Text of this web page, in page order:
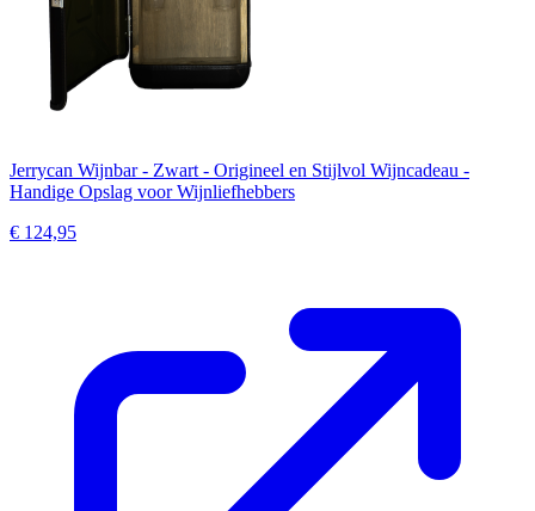
Jerrycan Wijnbar - Zwart - Origineel en Stijlvol Wijncadeau -
Handige Opslag voor Wijnliefhebbers
€ 124,95